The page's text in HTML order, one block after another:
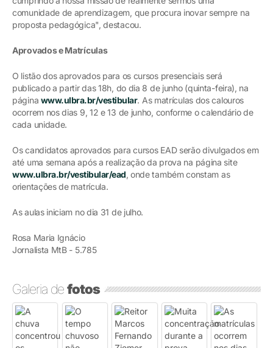
comunidade de aprendizagem, que procura inovar sempre na
proposta pedagógica", destacou.
Aprovados e Matrículas
O listão dos aprovados para os cursos presenciais será
publicado a partir das 18h, do dia 8 de junho (quinta-feira), na
página www.ulbra.br/vestibular. As matrículas dos calouros
ocorrem nos dias 9, 12 e 13 de junho, conforme o calendário de
cada unidade.
Os candidatos aprovados para cursos EAD serão divulgados em
até uma semana após a realização da prova na página site
www.ulbra.br/vestibular/ead, onde também constam as
orientações de matrícula.
As aulas iniciam no dia 31 de julho.
Rosa Maria Ignácio
Jornalista MtB - 5.785
Galeria defotos